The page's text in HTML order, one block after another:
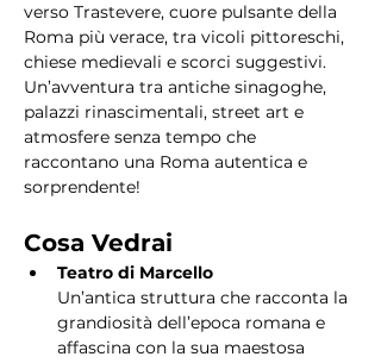
verso Trastevere, cuore pulsante della
Roma più verace, tra vicoli pittoreschi,
chiese medievali e scorci suggestivi.
Un’avventura tra antiche sinagoghe,
palazzi rinascimentali, street art e
atmosfere senza tempo che
raccontano una Roma autentica e
sorprendente!
Cosa Vedrai
Teatro di Marcello
Un’antica struttura che racconta la
grandiosità dell’epoca romana e
affascina con la sua maestosa